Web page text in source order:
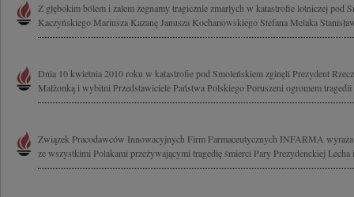
Z głębokim bólem i żalem żegnamy tragicznie zmarłych w katastrofie lotniczej pod
Kaczyńskiego Mariusza Kazanę Janusza Kochanowskiego Stefana Melaka
Dnia 10 kwietnia 2010 roku w katastrofie pod Smoleńskiem zginęli Prezydent
Małżonką i wybitni Przedstawiciele Państwa Polskiego Poruszeni ogromem tragedii
Związek Pracodawców Innowacyjnych Firm Farmaceutycznych INFARMA wyraża
ze wszystkimi Polakami przeżywającymi tragedię śmierci Pary Prezydenckiej